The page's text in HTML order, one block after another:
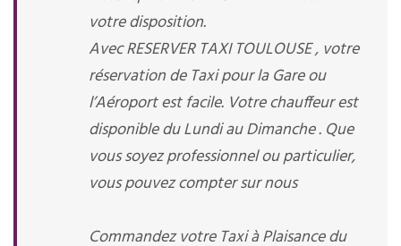
votre disposition.
Avec RESERVER TAXI TOULOUSE , votre
réservation de Taxi pour la Gare ou
l’Aéroport est facile. Votre chauffeur est
disponible du Lundi au Dimanche . Que
vous soyez professionnel ou particulier,
vous pouvez compter sur nous
Commandez votre Taxi à Plaisance du